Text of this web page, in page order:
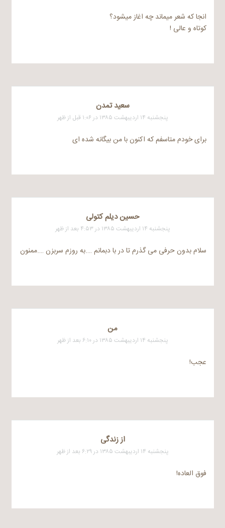
انجا که شعر میماند چه اغاز میشود؟
کوتاه و عالی !
سعيد تمدن
پنجشنبه ۱۴ اردیبهشت ۱۳۸۵ در ۱:۰۶ قبل از ظهر
برای خودم متاسفم که اکنون با من بیگانه شده ای
حسین دیلم کتولی
پنجشنبه ۱۴ اردیبهشت ۱۳۸۵ در ۴:۵۳ بعد از ظهر
سلام بدون حرفی می گذرم تا در با دبمانم ….به روزم سربزن ….ممنون
من
پنجشنبه ۱۴ اردیبهشت ۱۳۸۵ در ۶:۱۰ بعد از ظهر
عجب!
از زندگی
پنجشنبه ۱۴ اردیبهشت ۱۳۸۵ در ۶:۲۹ بعد از ظهر
فوق العاده!